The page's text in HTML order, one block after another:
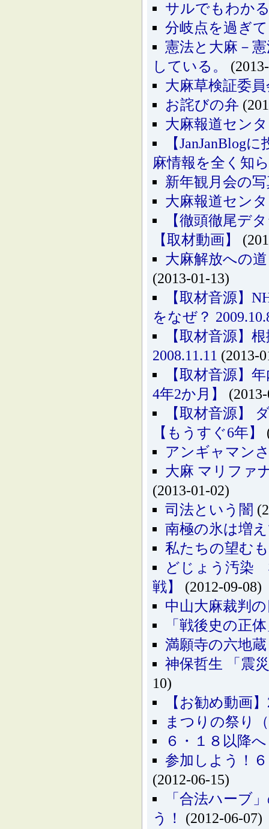
サルでもわか
分岐点を過ぎて
憲法と大麻－
している。
大麻草検証委
お詫びの弁
大麻報道セン
【JanJanBlog
麻情報を全く知
新年観月会の
大麻報道セン
【徹頭徹尾デ
【取材動画】
大麻解放への
(2013-01-13)
【取材音源】
をなぜ？
【取材音源】
2008.11.11 (2013-
【取材音源】
4年2か月】
【取材音源】
【もうすぐ6年】
アンギャマン
大麻 マリファ
(2013-01-02)
司法という闇
南極の氷は増
私たちの望む
どじょう汚染
戦】
(2012-09-08)
中山大麻裁判
「戦後史の正
満願寺の六地蔵
神保哲生 「震
10)
【お勧め動画
まつりの祭り
６・１８以降へ
参加しよう！
(2012-06-15)
「合法ハーブ
う！
(2012-06-07)